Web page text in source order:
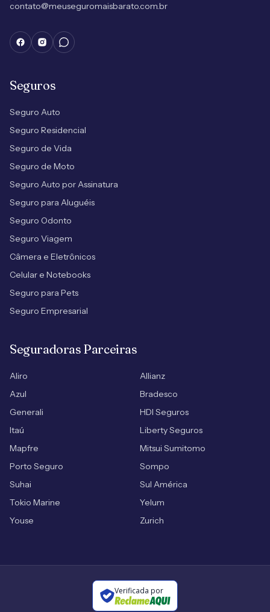
contato@meuseguromaisbarato.com.br
Seguros
Seguro Auto
Seguro Residencial
Seguro de Vida
Seguro de Moto
Seguro Auto por Assinatura
Seguro para Aluguéis
Seguro Odonto
Seguro Viagem
Câmera e Eletrônicos
Celular e Notebooks
Seguro para Pets
Seguro Empresarial
Seguradoras Parceiras
Aliro
Allianz
Azul
Bradesco
Generali
HDI Seguros
Itaú
Liberty Seguros
Mapfre
Mitsui Sumitomo
Porto Seguro
Sompo
Suhai
Sul América
Tokio Marine
Yelum
Youse
Zurich
Verificada por